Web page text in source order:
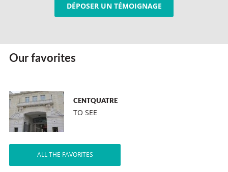
DÉPOSER UN TÉMOIGNAGE
Our favorites
CENTQUATRE
TO SEE
ALL THE FAVORITES